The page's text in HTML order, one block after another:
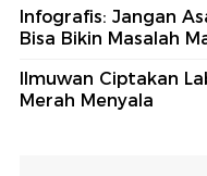
Infografis: Jangan
Bisa Bikin Masalah
Ilmuwan Ciptakan
Merah Menyala